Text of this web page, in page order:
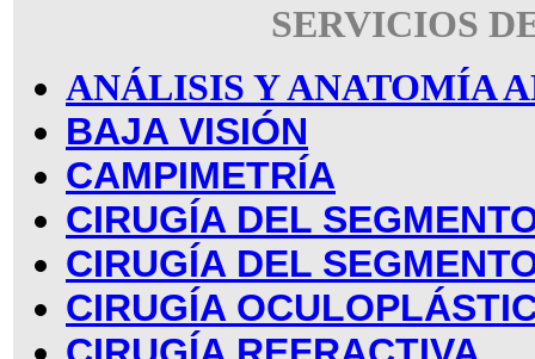
SERVICIOS
ANÁLISIS Y ANATOMÍA
BAJA VISIÓN
CAMPIMETRÍA
CIRUGÍA DEL
CIRUGÍA DEL
CIRUGÍA